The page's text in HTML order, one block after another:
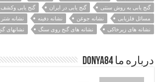
گنج یابی به روش سنتی
گنج یابی در ایران گنج یابی وکشف
مسائل فلزیابی
نشانه جوغن نشانه دفینه
نشانه شتر
نشانه های زیرخاکی
نشانه های گنج روی سنگ نشانهای
درباره ما Donya84